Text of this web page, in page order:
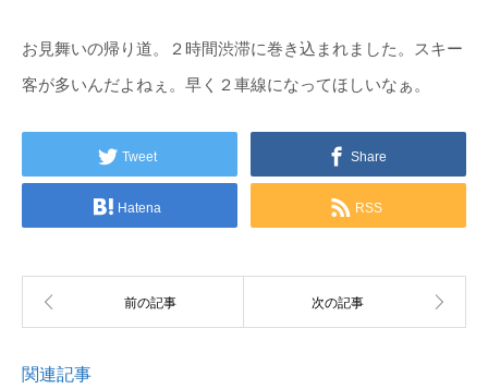
お見舞いの帰り道。２時間渋滞に巻き込まれました。スキー
客が多いんだよねぇ。早く２車線になってほしいなぁ。
Tweet Share
Hatena RSS
関連記事